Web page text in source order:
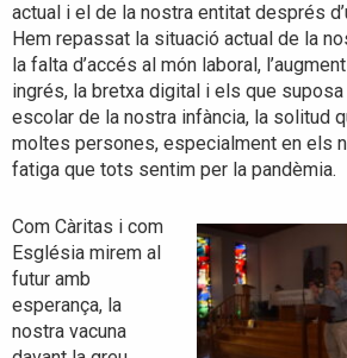
actual i el de la nostra entitat després
Hem repassat la situació actual de la
la falta d’accés al món laboral,
ingrés, la bretxa digital i els que
escolar de la nostra infància, la solitud
moltes persones, especialment en els
fatiga que tots sentim per la pandèmia.
Com Càritas i com
Església mirem al
futur amb
esperança, la
nostra vacuna